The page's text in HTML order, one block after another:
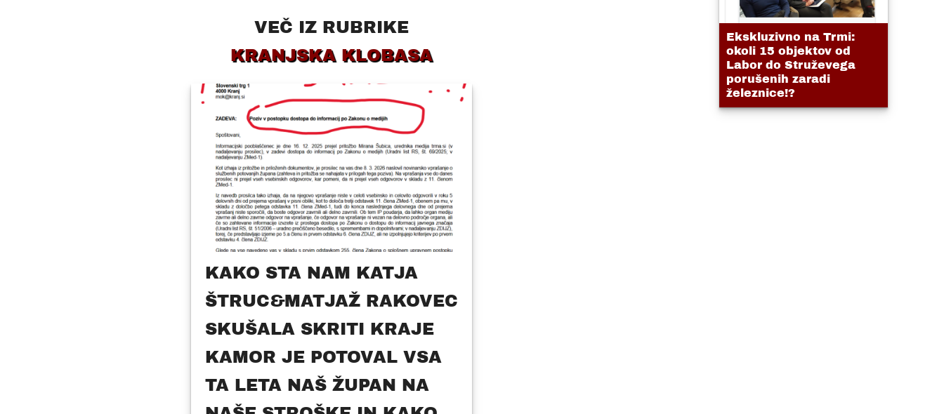
VEČ IZ RUBRIKE
KRANJSKA KLOBASA
KAKO STA NAM KATJA
ŠTRUC&MATJAŽ RAKOVEC
SKUŠALA SKRITI KRAJE
KAMOR JE POTOVAL VSA
TA LETA NAŠ ŽUPAN NA
Ekskluzivno na Trmi:
okoli 15 objektov od
Labor do Struževega
porušenih zaradi
železnice!?